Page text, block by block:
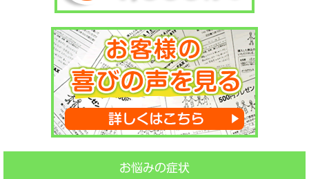
お悩みの症状